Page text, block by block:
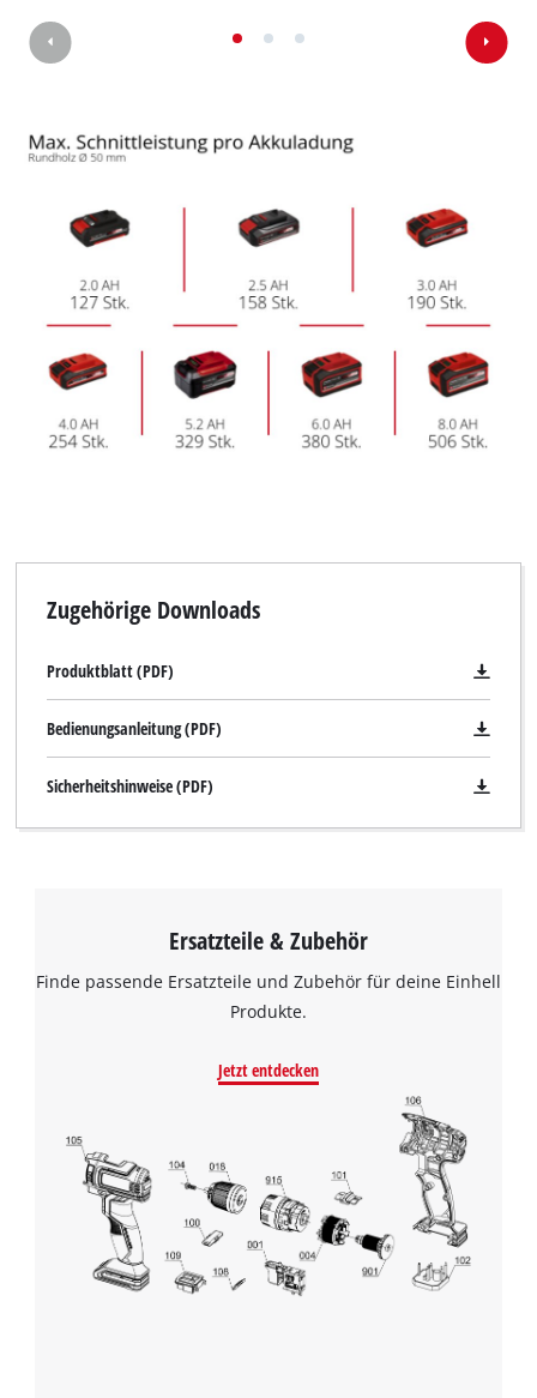
Zugehörige Downloads
Produktblatt (PDF)
Bedienungsanleitung (PDF)
Sicherheitshinweise (PDF)
Ersatzteile & Zubehör
Finde passende Ersatzteile und Zubehör für deine Einhell
Produkte.
Jetzt entdecken